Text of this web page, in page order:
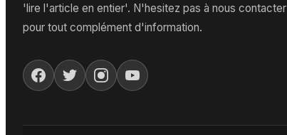
'lire l'article en entier'. N'hesitez pas à nous contacter
pour tout complément d'information.